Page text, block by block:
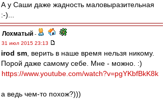
А у Саши даже жадность маловыразительная
:-)...
Лохматый -
31 июл 2015 23:13
irod sm , верить в наше время нельзя никому.
Порой даже самому себе. Мне - можно. :)
https://www.youtube.com/watch?v=pgYKbfBkK8k
а ведь чем-то похож?)))